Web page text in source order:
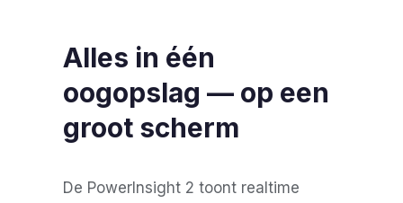
Alles in één
oogopslag — op een
groot scherm
De PowerInsight 2 toont realtime